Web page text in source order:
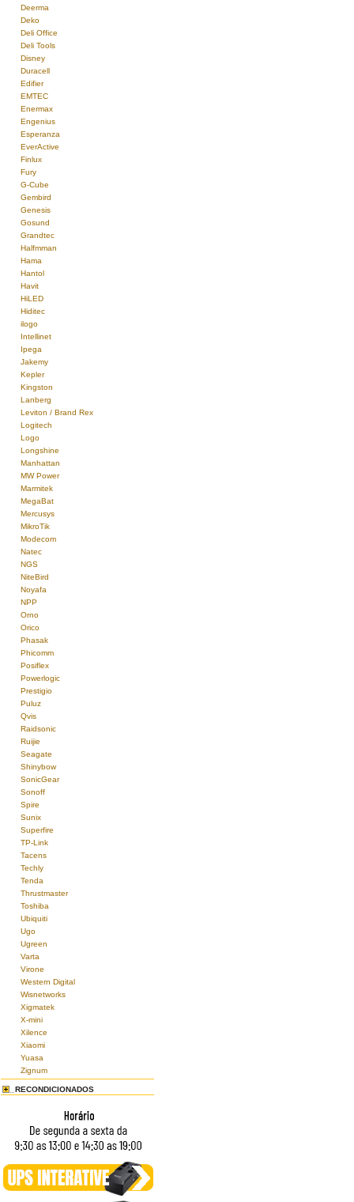
Deerma
Deko
Deli Office
Deli Tools
Disney
Duracell
Edifier
EMTEC
Enermax
Engenius
Esperanza
EverActive
Finlux
Fury
G-Cube
Gembird
Genesis
Gosund
Grandtec
Halfmman
Hama
Hantol
Havit
HiLED
Hiditec
ilogo
Intellinet
Ipega
Jakemy
Kepler
Kingston
Lanberg
Leviton / Brand Rex
Logitech
Logo
Longshine
Manhattan
MW Power
Marmitek
MegaBat
Mercusys
MikroTik
Modecom
Natec
NGS
NiteBird
Noyafa
NPP
Orno
Orico
Phasak
Phicomm
Posiflex
Powerlogic
Prestigio
Puluz
Qvis
Raidsonic
Ruijie
Seagate
Shinybow
SonicGear
Sonoff
Spire
Sunix
Superfire
TP-Link
Tacens
Techly
Tenda
Thrustmaster
Toshiba
Ubiquiti
Ugo
Ugreen
Varta
Virone
Western Digital
Wisnetworks
Xigmatek
X-mini
Xilence
Xiaomi
Yuasa
Zignum
RECONDICIONADOS